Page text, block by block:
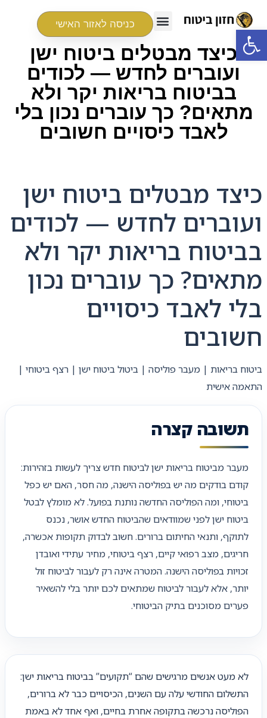
פתח סרגל נגישות כניסה לאזור האישי
כיצד מבטלים ביטוח ישן
ועוברים לחדש — לכודים
בביטוח בריאות יקר ולא
מתאים? כך עוברים נכון בלי
לאבד כיסויים חשובים
כיצד מבטלים ביטוח ישן
ועוברים לחדש — לכודים
בביטוח בריאות יקר ולא
מתאים? כך עוברים נכון
בלי לאבד כיסויים
חשובים
ביטוח בריאות | מעבר פוליסה | ביטול ביטוח ישן | רצף ביטוחי |
התאמה אישית
תשובה קצרה
מעבר מביטוח בריאות ישן לביטוח חדש צריך לעשות בזהירות:
קודם בודקים מה יש בפוליסה הישנה, מה חסר, האם יש כפל
ביטוחי, ומה הפוליסה החדשה נותנת בפועל. לא מומלץ לבטל
ביטוח ישן לפני שמוודאים שהביטוח החדש אושר, נכנס
לתוקף, ותנאי החיתום ברורים. חשוב לבדוק תקופות אכשרה,
חריגים, מצב רפואי קיים, רצף ביטוחי, מחיר עתידי ואובדן
זכויות בפוליסה הישנה. המטרה אינה רק לעבור לביטוח זול
יותר, אלא לעבור לביטוח שמתאים לכם יותר בלי להשאיר
פערים מסוכנים בתיק הביטוחי.
לא מעט אנשים מרגישים שהם “תקועים” בביטוח בריאות ישן:
התשלום החודשי עלה עם השנים, הכיסויים כבר לא ברורים,
הפוליסה נרכשה בתקופה אחרת בחיים, ואף אחד לא באמת